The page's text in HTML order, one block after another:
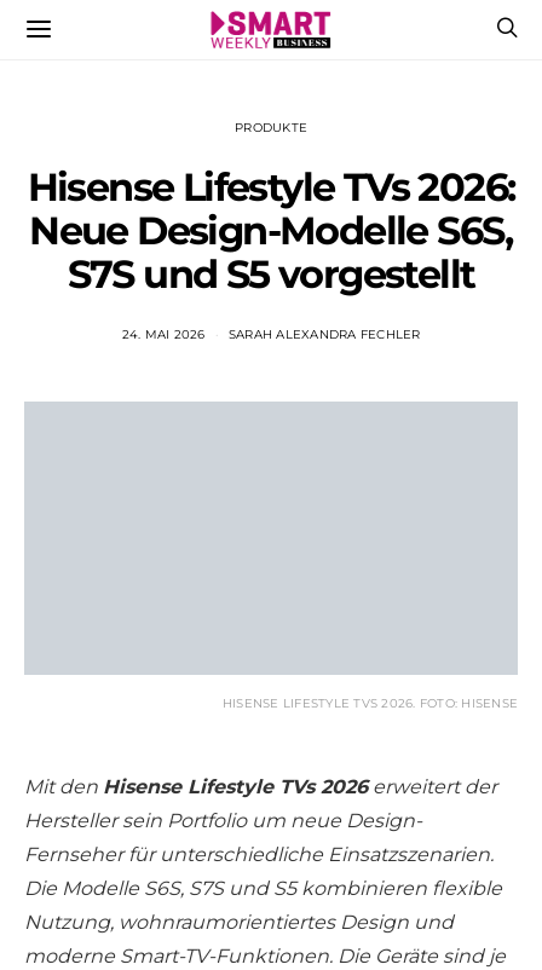
PRODUKTE
Hisense Lifestyle TVs 2026:
Neue Design-Modelle S6S,
S7S und S5 vorgestellt
24. MAI 2026 SARAH ALEXANDRA FECHLER
HISENSE LIFESTYLE TVS 2026. FOTO: HISENSE
Mit den Hisense Lifestyle TVs 2026erweitert der
Hersteller sein Portfolio um neue Design-
Fernseher für unterschiedliche Einsatzszenarien.
Die Modelle S6S, S7S und S5 kombinieren flexible
Nutzung, wohnraumorientiertes Design und
moderne Smart-TV-Funktionen. Die Geräte sind je